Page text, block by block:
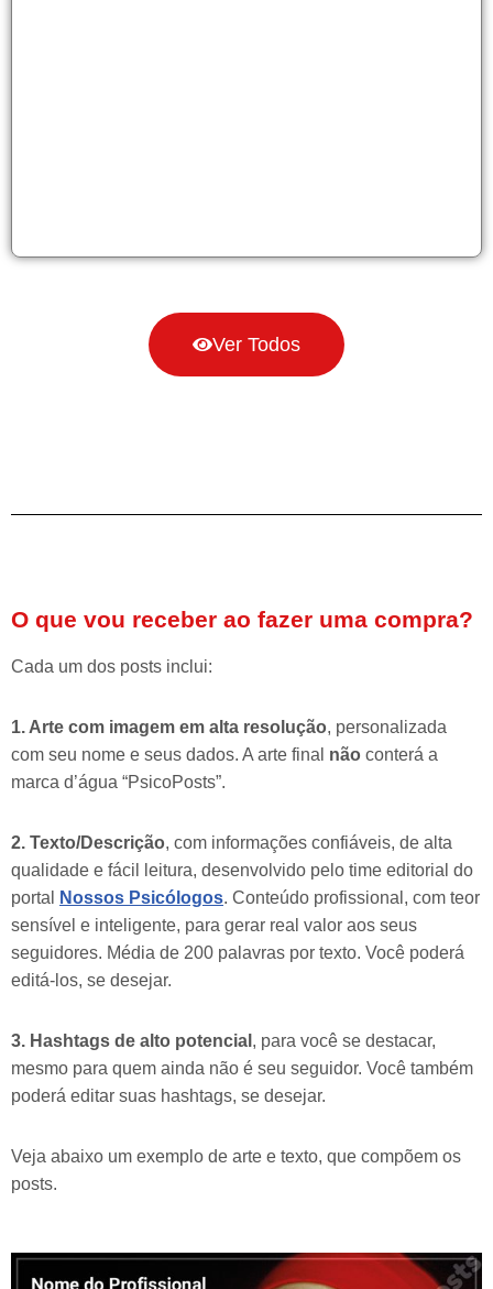
Ver Todos
O que vou receber ao fazer uma compra?
Cada um dos posts inclui:
1. Arte com imagem em alta resolução, personalizada
com seu nome e seus dados. A arte final não conterá a
marca d’água “PsicoPosts”.
2. Texto/Descrição, com informações confiáveis, de alta
qualidade e fácil leitura, desenvolvido pelo time editorial do
portal
Nossos Psicólogos. Conteúdo profissional, com teor
sensível e inteligente, para gerar real valor aos seus
seguidores. Média de 200 palavras por texto. Você poderá
editá-los, se desejar.
3. Hashtags de alto potencial , para você se destacar,
mesmo para quem ainda não é seu seguidor. Você também
poderá editar suas hashtags, se desejar.
Veja abaixo um exemplo de arte e texto, que compõem os
posts.